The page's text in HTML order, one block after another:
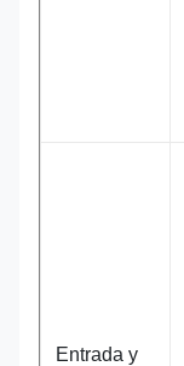
Entrada y